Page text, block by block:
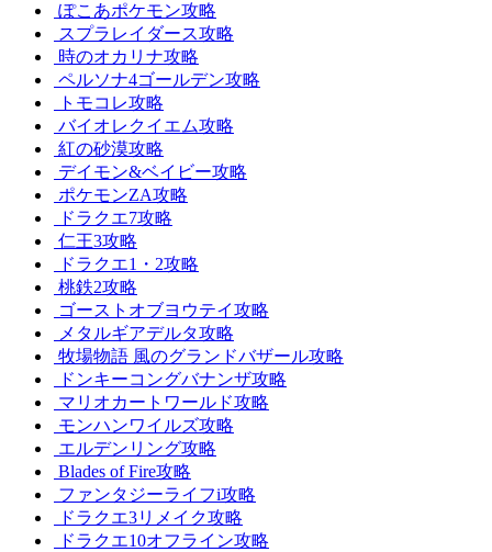
ぽこあポケモン攻略
スプラレイダース攻略
時のオカリナ攻略
ペルソナ4ゴールデン攻略
トモコレ攻略
バイオレクイエム攻略
紅の砂漠攻略
デイモン&ベイビー攻略
ポケモンZA攻略
ドラクエ7攻略
仁王3攻略
ドラクエ1・2攻略
桃鉄2攻略
ゴーストオブヨウテイ攻略
メタルギアデルタ攻略
牧場物語 風のグランドバザール攻略
ドンキーコングバナンザ攻略
マリオカートワールド攻略
モンハンワイルズ攻略
エルデンリング攻略
Blades of Fire攻略
ファンタジーライフi攻略
ドラクエ3リメイク攻略
ドラクエ10オフライン攻略